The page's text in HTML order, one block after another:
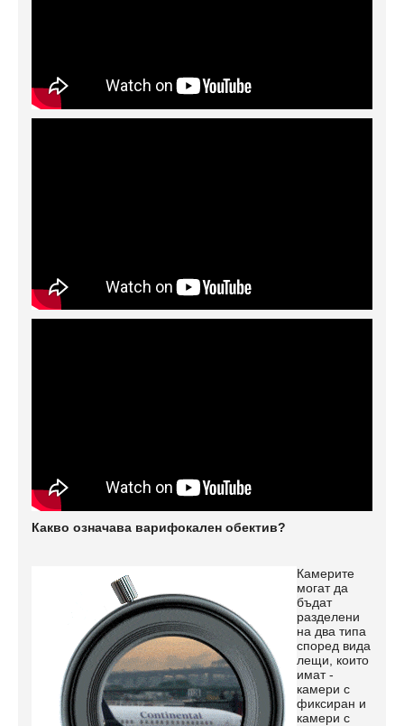
Какво означава варифокален обектив?
Камерите
могат да
бъдат
разделени
на два типа
според вида
лещи, които
имат -
камери с
фиксиран и
камери с